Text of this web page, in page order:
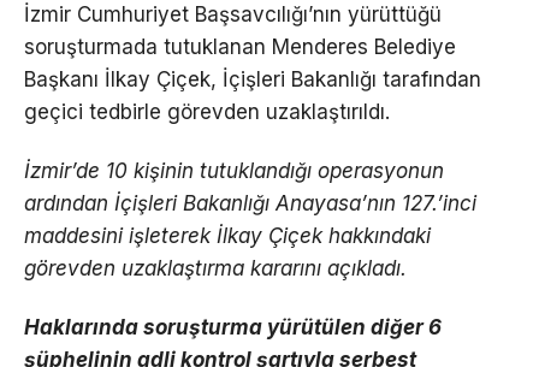
İzmir Cumhuriyet Başsavcılığı’nın yürüttüğü
soruşturmada tutuklanan Menderes Belediye
Başkanı İlkay Çiçek, İçişleri Bakanlığı tarafından
geçici tedbirle görevden uzaklaştırıldı.
İzmir’de 10 kişinin tutuklandığı operasyonun
ardından İçişleri Bakanlığı Anayasa’nın 127.’inci
maddesini işleterek İlkay Çiçek hakkındaki
görevden uzaklaştırma kararını açıkladı.
Haklarında soruşturma yürütülen diğer 6
şüphelinin adli kontrol şartıyla serbest